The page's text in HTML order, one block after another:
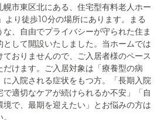
市東区北にある、住宅型有料老人ホー
より徒歩10分の場所にあります。まる
、自由でプライバシーが守られた住ま
して開設いたしました。当ホームでは
おりませんので、ご入居者様のペース
けます。ご入居対象は「療養型の病
に入院される症状をもつ方。「長期入院
適切なケアが続けられるか不安」「自
で、最期を迎えたい」とお悩みの方は